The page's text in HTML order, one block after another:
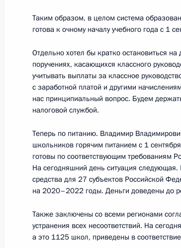
Встреча с мэром
4 сентября 2020 года, 12:10
Рабочая встреча с
3 сентября 2020 года, 13:50
Встреча с врио
Развожаевым
Таким образом, в целом система
готова к очному началу учебного года с 1
Отдельно хотел бы кратко остановиться
поручениях, касающихся классного
учитывать выплаты за классное
с заработной платой и другими
нас принципиальный вопрос. Будем
налоговой службой.
Теперь по питанию. Владимир
школьников горячим питанием с 1
готовы по соответствующим требованиям
На сегодняшний день ситуация
средства для 27 субъектов Российской
на 2020–2022 годы. Деньги доведены до
Также заключены со всеми регионами
устранения всех несоответствий. На
а это 1125 школ, приведены в